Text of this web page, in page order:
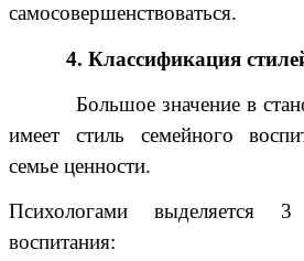
самосовершенствоваться.
4. Классификация
Большое значение в
имеет стиль семейного
семье ценности.
Психологами выделяется
воспитания: